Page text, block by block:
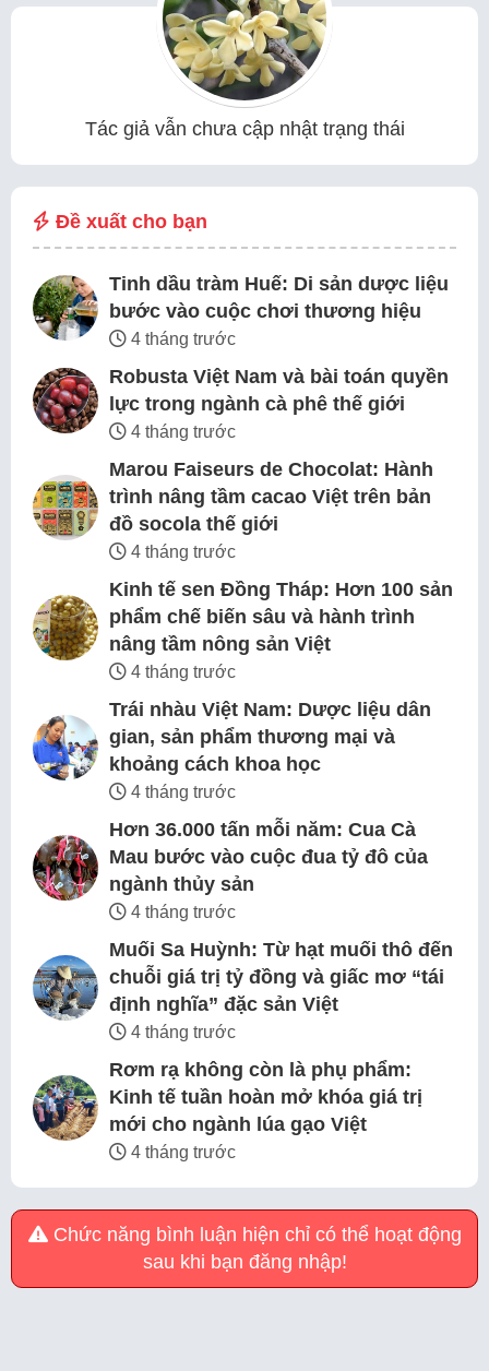
Tác giả vẫn chưa cập nhật trạng thái
Đề xuất cho bạn
Tinh dầu tràm Huế: Di sản dược liệu
bước vào cuộc chơi thương hiệu
4 tháng trước
Robusta Việt Nam và bài toán quyền
lực trong ngành cà phê thế giới
4 tháng trước
Marou Faiseurs de Chocolat: Hành
trình nâng tầm cacao Việt trên bản
đồ socola thế giới
4 tháng trước
Kinh tế sen Đồng Tháp: Hơn 100 sản
phẩm chế biến sâu và hành trình
nâng tầm nông sản Việt
4 tháng trước
Trái nhàu Việt Nam: Dược liệu dân
gian, sản phẩm thương mại và
khoảng cách khoa học
4 tháng trước
Hơn 36.000 tấn mỗi năm: Cua Cà
Mau bước vào cuộc đua tỷ đô của
ngành thủy sản
4 tháng trước
Muối Sa Huỳnh: Từ hạt muối thô đến
chuỗi giá trị tỷ đồng và giấc mơ “tái
định nghĩa” đặc sản Việt
4 tháng trước
Rơm rạ không còn là phụ phẩm:
Kinh tế tuần hoàn mở khóa giá trị
mới cho ngành lúa gạo Việt
4 tháng trước
Chức năng bình luận hiện chỉ có thể hoạt động
sau khi bạn đăng nhập!